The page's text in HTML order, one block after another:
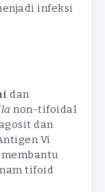
infeksi
dan
non-tifoidal
dan
Vi
tifoid